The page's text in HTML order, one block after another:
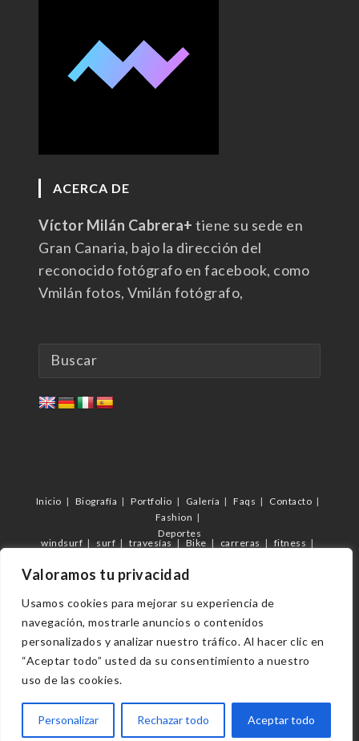
Valoramos tu privacidad
Usamos cookies para mejorar su experiencia de
navegación, mostrarle anuncios o contenidos
personalizados y analizar nuestro tráfico. Al hacer clic en
“Aceptar todo” usted da su consentimiento a nuestro
uso de las cookies.
Personalizar Rechazar todo Aceptar todo
ACERCA DE
Víctor Milán Cabrera+ tiene su sede en
Gran Canaria, bajo la dirección del
reconocido fotógrafo en facebook, como
Vmilán fotos, Vmilán fotógrafo,
Inicio Biografía Portfolio Galería Faqs
Contacto
Fashion
Deportes
windsurf
surf travesías Bike carreras
fitness
Copyright 2023 - Vmilán fotógrafo